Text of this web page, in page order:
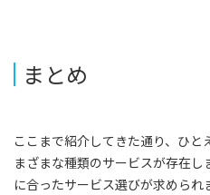
まとめ
ここまで紹介してきた通り、ひ
まざまな種類のサービスが存在
に合ったサービス選びが求めら